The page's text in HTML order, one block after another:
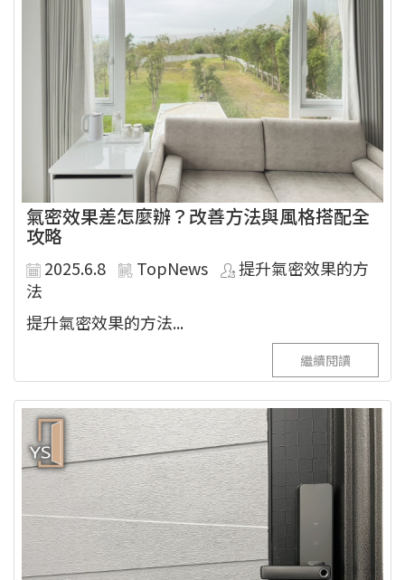
氣密效果差怎麼辦？改善方法與風格搭配全
攻略
2025.6.8 TopNews
提升氣密效果的方
法
提升氣密效果的方法...
繼續閱讀